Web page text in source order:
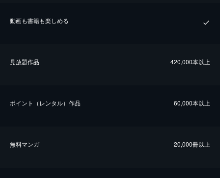
動画も書籍も楽しめる
⾒放題作品 420,000本以上
ポイント（レンタル）作品 60,000本以上
無料マンガ 20,000冊以上